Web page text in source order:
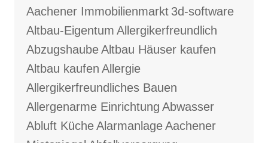
Aachener Immobilienmarkt 3d-software
Altbau-Eigentum Allergikerfreundlich
AbzugshaubeAltbau Häuser kaufen
Altbau kaufen Allergie
Allergikerfreundliches Bauen
Allergenarme Einrichtung Abwasser
Abluft KücheAlarmanlageAachener